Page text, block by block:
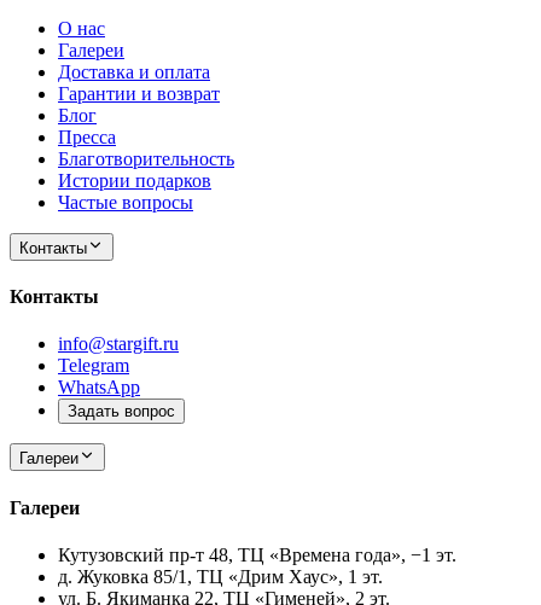
О нас
Галереи
Доставка и оплата
Гарантии и возврат
Блог
Пресса
Благотворительность
Истории подарков
Частые вопросы
Контакты
Контакты
info@stargift.ru
Telegram
WhatsApp
Задать вопрос
Галереи
Галереи
Кутузовский пр-т 48, ТЦ «Времена года», −1 эт.
д. Жуковка 85/1, ТЦ «Дрим Хаус», 1 эт.
ул. Б. Якиманка 22, ТЦ «Гименей», 2 эт.